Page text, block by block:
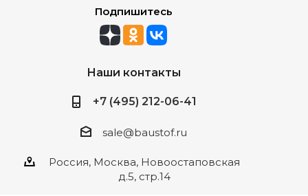
Подпишитесь
Наши контакты
+7 (495) 212-06-41
sale@baustof.ru
Россия, Москва, Новоостаповская
д.5, стр.14